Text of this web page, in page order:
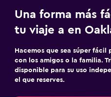
Una forma más
tu viaje a en
Hacemos que sea súper
con los amigos o la familia.
disponible para su uso
el que reserves.